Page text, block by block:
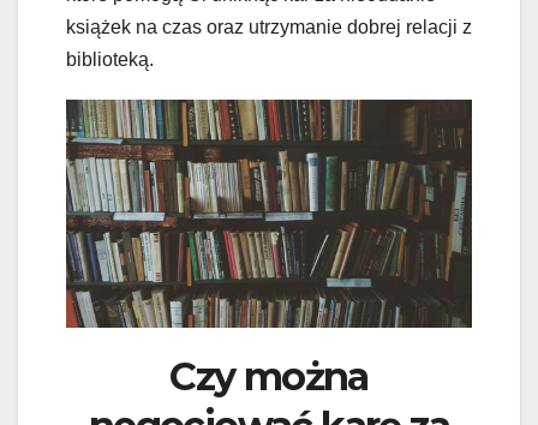
książek na czas oraz utrzymanie dobrej relacji z
biblioteką.
Czy można